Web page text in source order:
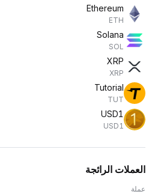
Ethereum
ETH
Solana
SOL
XRP
XRP
Tutorial
TUT
USD1
USD1
العملات الرائجة
عملة